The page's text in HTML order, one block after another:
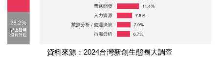
資料來源：2024台灣新創生態圈大調查